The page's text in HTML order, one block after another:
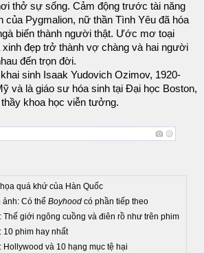
thở sự sống. Cảm động trước tài năng
của Pygmalion, nữ thần Tình Yêu đã hóa
biến thành người thật. Ước mơ toại
xinh đẹp trở thành vợ chàng và hai người
đến trọn đời.
sinh Isaak Yudovich Ozimov, 1920-
và là giáo sư hóa sinh tại Đại học Boston,
khoa học viễn tưởng.
quá khứ của Hàn Quốc
Có thể Boyhood có phần tiếp theo
giới ngông cuồng và điên rồ như trên phim
phim hay nhất
và 10 hạng mục tệ hại